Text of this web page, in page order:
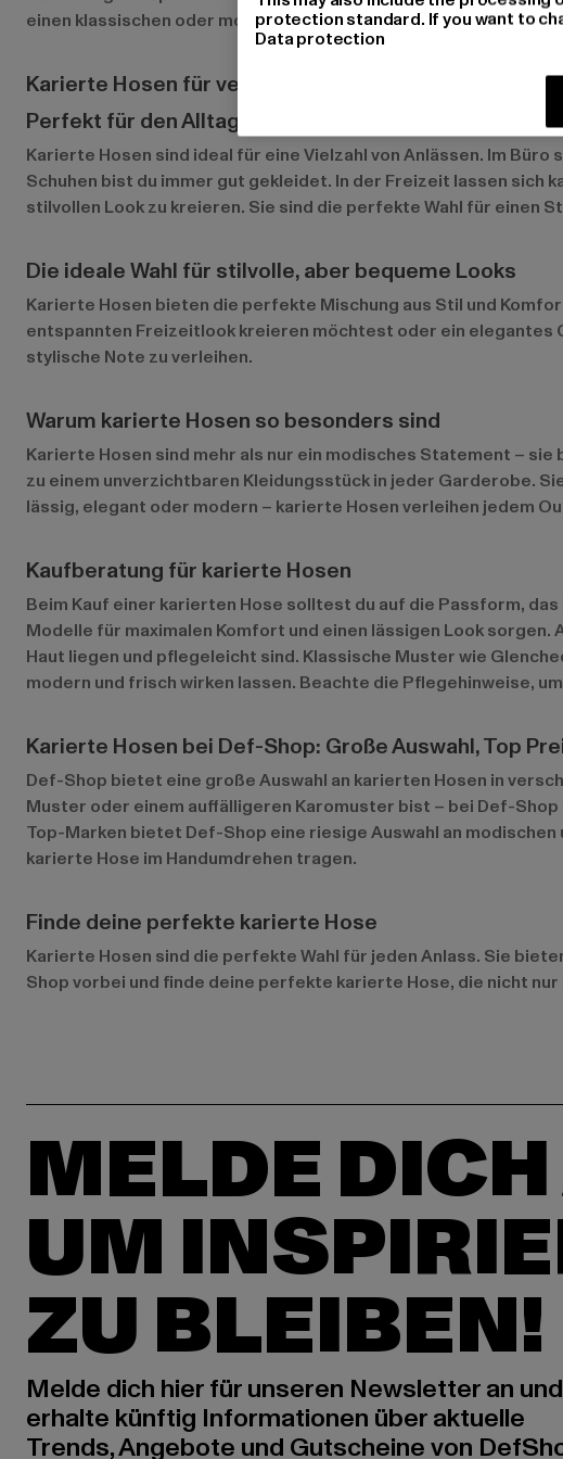
einen klassischen oder modernen Look bevorzugst – karierte
Karierte Hosen für verschiedene Anlässe
Perfekt für den Alltag, das Büro oder lässige
Karierte Hosen sind ideal für eine Vielzahl von Anlässen. Im
Schuhen bist du immer gut gekleidet. In der Freizeit lassen sich
stilvollen Look zu kreieren. Sie sind die perfekte Wahl für einen
Die ideale Wahl für stilvolle, aber bequeme Looks
Karierte Hosen bieten die perfekte Mischung aus Stil und
entspannten Freizeitlook kreieren möchtest oder ein elegantes
stylische Note zu verleihen.
Warum karierte Hosen so besonders sind
Karierte Hosen sind mehr als nur ein modisches Statement –
zu einem unverzichtbaren Kleidungsstück in jeder Garderobe.
lässig, elegant oder modern – karierte Hosen verleihen jedem
Kaufberatung für karierte Hosen
Beim Kauf einer karierten Hose solltest du auf die Passform,
Modelle für maximalen Komfort und einen lässigen Look
Haut liegen und pflegeleicht sind. Klassische Muster wie
modern und frisch wirken lassen. Beachte die Pflegehinweise,
Karierte Hosen bei Def-Shop: Große Auswahl, Top
Def-Shop bietet eine große Auswahl an karierten Hosen in
Muster oder einem auffälligeren Karomuster bist – bei Def-
Top-Marken bietet Def-Shop eine riesige Auswahl an
karierte Hose im Handumdrehen tragen.
Finde deine perfekte karierte Hose
Karierte Hosen sind die perfekte Wahl für jeden Anlass. Sie
Shop vorbei und finde deine perfekte karierte Hose, die nicht
MELDE
UM
ZU BLEIBEN!
Melde dich hier für unseren Newsletter an und
erhalte künftig Informationen über aktuelle
Trends, Angebote und Gutscheine von
protection standard. If you want to
Data protection